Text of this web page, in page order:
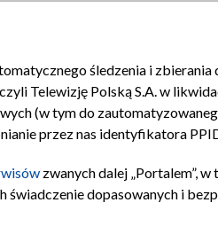
Pomoc Biuro
śledzenia i
Telewizję Polską S.A. w
(w tym do
przez nas identyfikatora
zwanych dalej „Portalem”,
dopasowanych i